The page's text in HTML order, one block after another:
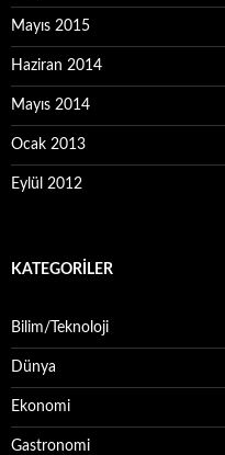
Mayıs 2015
Haziran 2014
Mayıs 2014
Ocak 2013
Eylül 2012
KATEGORILER
Bilim/Teknoloji
Dünya
Ekonomi
Gastronomi